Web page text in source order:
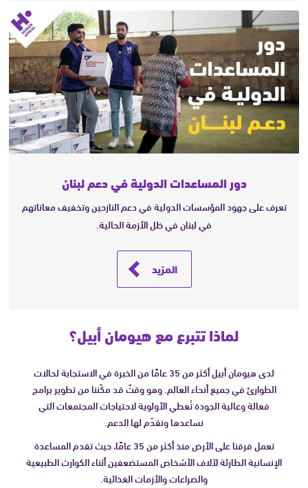
دور المساعدات الدولية في دعم لبنان
تعرف على جهود المؤسسات الدولية في دعم النازحين وتخفيف معاناتهم
في لبنان في ظل الأزمة الحالية.
المزيد
لماذا تتبرع مع هيومان أبيل؟
لدى هيومان أبيل أكثر من 35 عامًا من الخبرة في الاستجابة لحالات
الطوارئ في جميع أنحاء العالم. وهو وقتٌ قد مكّننا من تطوير برامج
فعالة وعالية الجودة تُعطي الأولوية لاحتياجات المجتمعات التي
نساعدها ونقدّم لها الدعم.
تعمل فرقنا على الأرض منذ أكثر من 35 عامًا، حيث تقدم المساعدة
الإنسانية الطارئة لآلاف الأشخاص المستضعفين أثناء الكوارث الطبيعية
والصراعات والأزمات الغذائية.